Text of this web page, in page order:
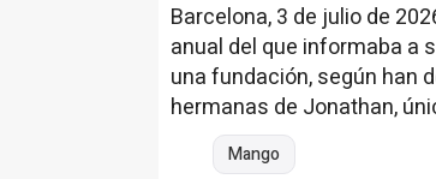
Barcelona, 3 de julio de
anual del que informaba a
una fundación, según han
hermanas de Jonathan,
Mango